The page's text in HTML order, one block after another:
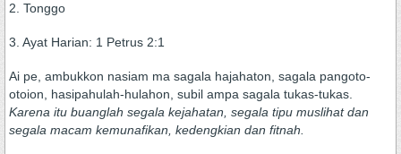
2. Tonggo
3. Ayat Harian: 1 Petrus 2:1
Ai pe, ambukkon nasiam ma sagala hajahaton, sagala pangoto-
otoion, hasipahulah-hulahon, subil ampa sagala tukas-tukas.
Karena itu buanglah segala kejahatan, segala tipu muslihat dan
segala macam kemunafikan, kedengkian dan fitnah.